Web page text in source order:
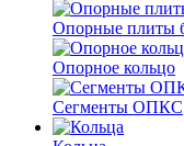
Опорные плиты
Опорное кольцо
Сегменты ОПКС